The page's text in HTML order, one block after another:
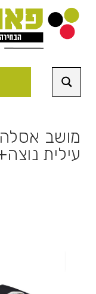
מושב
עילית